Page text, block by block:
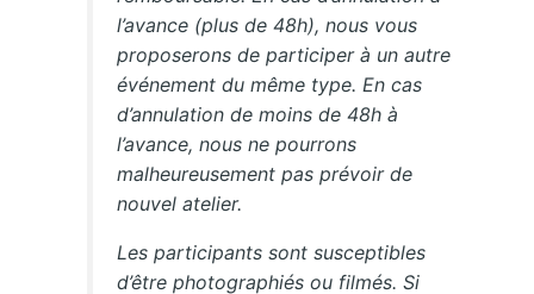
l’avance (plus de 48h), nous vous
proposerons de participer à un autre
événement du même type. En cas
d’annulation de moins de 48h à
l’avance, nous ne pourrons
malheureusement pas prévoir de
nouvel atelier.
Les participants sont susceptibles
d’être photographiés ou filmés. Si